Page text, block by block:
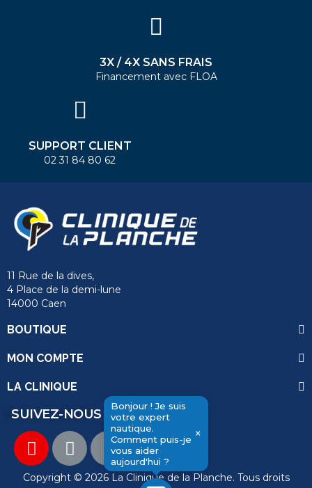
Bonjour ! Je suis
votre expert
nautique.
Comment puis-je
vous aider
aujourd'hui ?
×
3X / 4X SANS FRAIS
Financement avec FLOA
SUPPORT CLIENT
02 31 84 80 62
11 Rue de la dives,
4 Place de la demi-lune
14000 Caen
BOUTIQUE
MON COMPTE
LA CLINIQUE
SUIVEZ-NOUS
Copyright © 2026 La Clinique de la Planche. Tous droits